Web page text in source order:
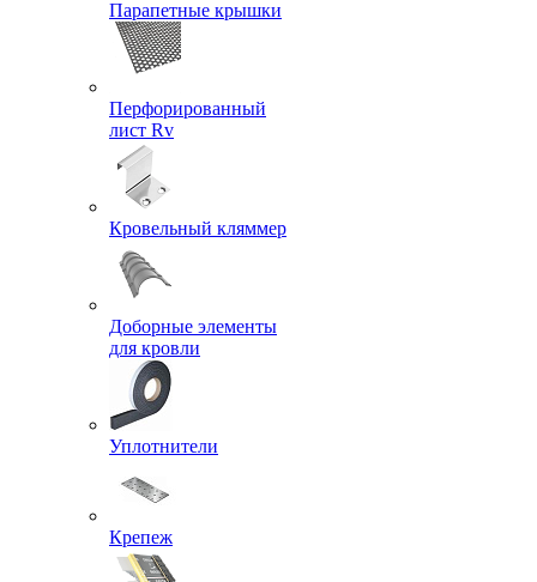
Парапетные крышки
Перфорированный
лист Rv
Кровельный кляммер
Доборные элементы
для кровли
Уплотнители
Крепеж